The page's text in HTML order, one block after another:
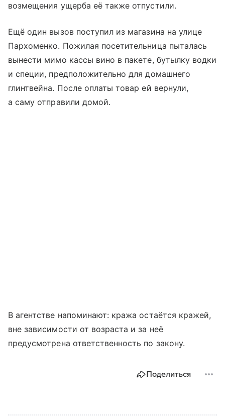
возмещения ущерба её также отпустили.
Ещё один вызов поступил из магазина на улице
Пархоменко. Пожилая посетительница пыталась
вынести мимо кассы вино в пакете, бутылку водки
и специи, предположительно для домашнего
глинтвейна. После оплаты товар ей вернули,
а саму отправили домой.
В агентстве напоминают: кража остаётся кражей,
вне зависимости от возраста и за неё
предусмотрена ответственность по закону.
Поделиться